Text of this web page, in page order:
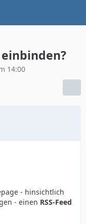
einbinden?
14:00
- hinsichtlich
- einen RSS-Feed